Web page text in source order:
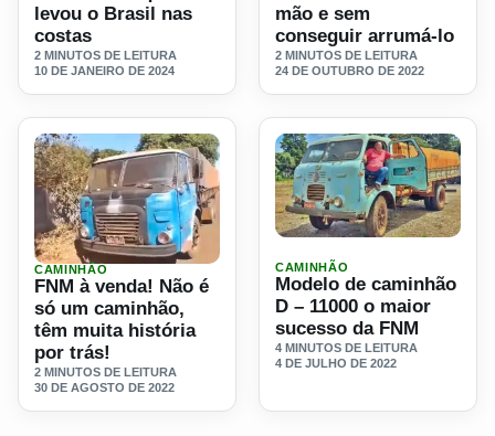
levou o Brasil nas
costas
2 MINUTOS DE LEITURA
10 DE JANEIRO DE 2024
mão e sem
conseguir arrumá-lo
2 MINUTOS DE LEITURA
24 DE OUTUBRO DE 2022
Ler materia: FNM à venda! Não é só um caminhão, têm
CAMINHÃO
FNM à venda! Não é
só um caminhão,
têm muita história
por trás!
2 MINUTOS DE LEITURA
30 DE AGOSTO DE 2022
CAMINHÃO
Modelo de caminhão
D – 11000 o maior
sucesso da FNM
4 MINUTOS DE LEITURA
4 DE JULHO DE 2022